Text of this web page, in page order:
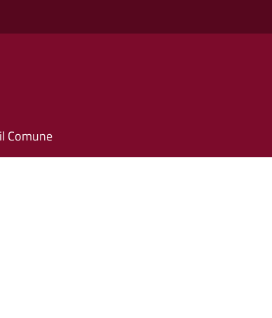
Comune